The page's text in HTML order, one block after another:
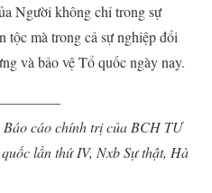
Người không chỉ trong sự
tộc mà trong cả sự nghiệp đổi
và bảo vệ Tổ quốc ngày nay.
cáo chính trị của BCH TƯ
lần thứ IV, Nxb Sự thật, Hà